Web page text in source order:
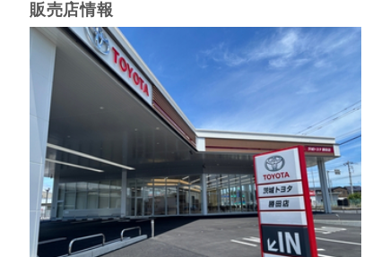
販売店情報